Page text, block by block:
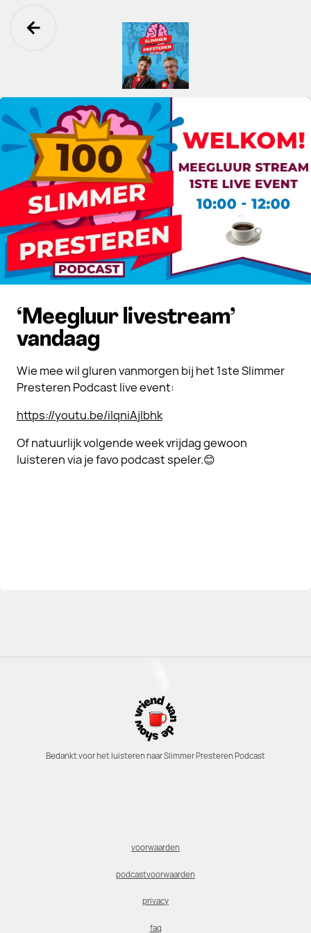
Ga terug
Slimmer Presteren Podcast
‘Meegluur livestream’
vandaag
Wie mee wil gluren vanmorgen bij het 1ste Slimmer
Presteren Podcast live event:
https://youtu.be/ilqniAjlbhk
Of natuurlijk volgende week vrijdag gewoon
luisteren via je favo podcast speler.😊
Bedankt voor het luisteren naar Slimmer Presteren Podcast
voorwaarden
podcastvoorwaarden
privacy
faq